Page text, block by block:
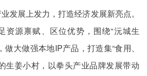
发展上发力，打造经济发展新亮点。
资源禀赋、区位优势，围绕“沅城生
大做强本地IP产品，打造集“食用、
生姜小村，以拳头产业品牌发展带动